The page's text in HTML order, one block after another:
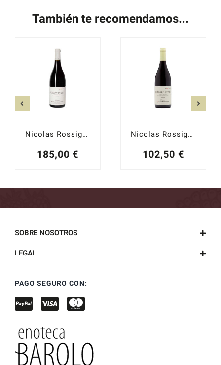
También te recomendamos...
Nicolas Rossignol, Volnay 1er Cru Chevret 2019
185,00 €
Nicolas Rossignol Pommard 1er cru Charmots 2022
102,50 €
SOBRE NOSOTROS
LEGAL
PAGO SEGURO CON: